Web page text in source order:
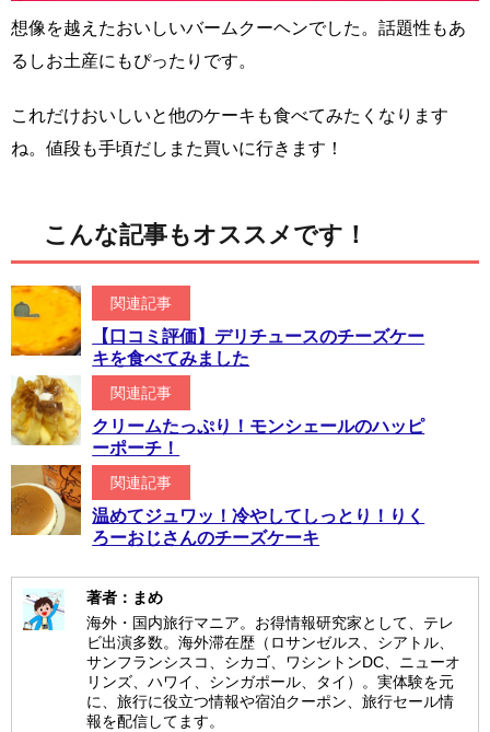
想像を越えたおいしいバームクーヘンでした。話題性もあ
るしお土産にもぴったりです。
これだけおいしいと他のケーキも食べてみたくなります
ね。値段も手頃だしまた買いに行きます！
こんな記事もオススメです！
関連記事
【口コミ評価】デリチュースのチーズケー
キを食べてみました
関連記事
クリームたっぷり！モンシェールのハッピ
ーポーチ！
関連記事
温めてジュワッ！冷やしてしっとり！りく
ろーおじさんのチーズケーキ
著者：まめ
海外・国内旅行マニア。お得情報研究家として、テレ
ビ出演多数。海外滞在歴（ロサンゼルス、シアトル、
サンフランシスコ、シカゴ、ワシントンDC、ニューオ
リンズ、ハワイ、シンガポール、タイ）。実体験を元
に、旅行に役立つ情報や宿泊クーポン、旅行セール情
報を配信してます。